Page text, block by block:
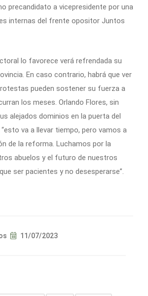
precandidato a vicepresidente por una
internas del frente opositor Juntos
lo favorece verá refrendada su
En caso contrario, habrá que ver
pueden sostener su fuerza a
los meses. Orlando Flores, sin
alejados dominios en la puerta del
va a llevar tiempo, pero vamos a
de la reforma. Luchamos por la
abuelos y el futuro de nuestros
ser pacientes y no desesperarse”.
11/07/2023